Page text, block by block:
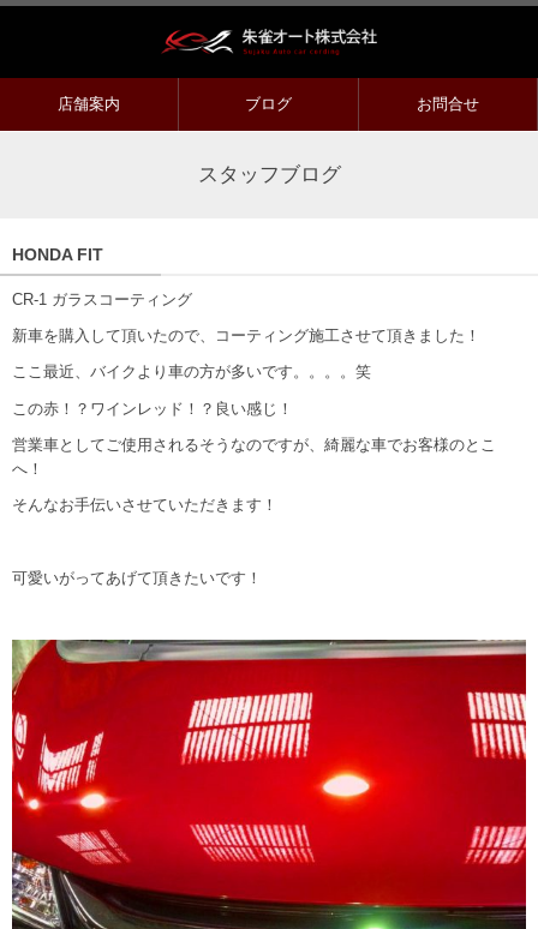
店舗案内 ブログ お問合せ
スタッフブログ
HONDA FIT
CR-1 ガラスコーティング
新車を購入して頂いたので、コーティング施工させて頂きました！
ここ最近、バイクより車の方が多いです。。。。笑
この赤！？ワインレッド！？良い感じ！
営業車としてご使用されるそうなのですが、綺麗な車でお客様のとこ
へ！
そんなお手伝いさせていただきます！
可愛いがってあげて頂きたいです！